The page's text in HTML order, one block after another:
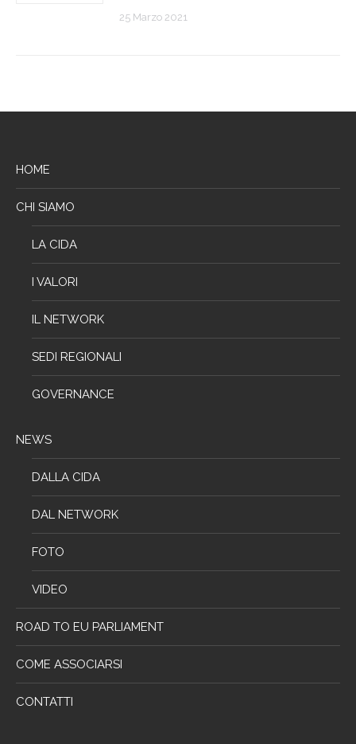
25 Marzo 2021
HOME
CHI SIAMO
LA CIDA
I VALORI
IL NETWORK
SEDI REGIONALI
GOVERNANCE
NEWS
DALLA CIDA
DAL NETWORK
FOTO
VIDEO
ROAD TO EU PARLIAMENT
COME ASSOCIARSI
CONTATTI